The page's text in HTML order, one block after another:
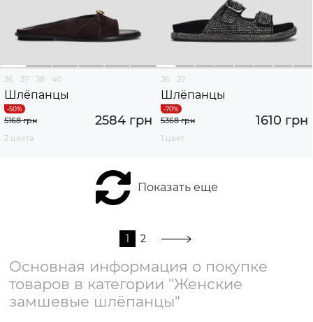
36 37 38 40
Шлёпанцы
2584 грн
5168 грн
2 цвета
36 37
Шлёпанцы
1610 грн
5368 грн
1 цвет
Показать еще
1 2
Основная информация о покупке
товаров в категории "Женские
замшевые шлёпанцы"